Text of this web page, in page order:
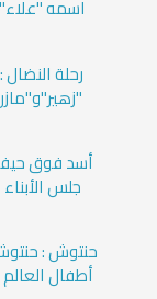
اسمه
رحلة
أسد فوق
جلس
حنتوش :
أطفال